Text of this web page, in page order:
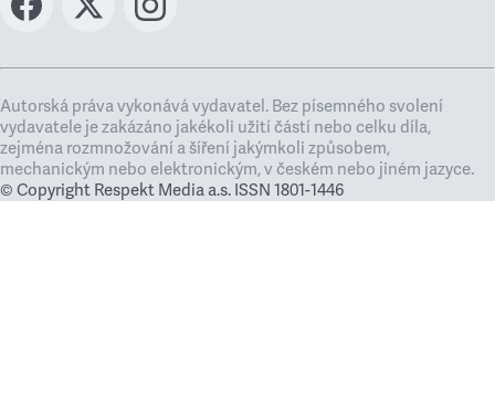
Autorská práva vykonává vydavatel. Bez písemného svolení
vydavatele je zakázáno jakékoli užití částí nebo celku díla,
zejména rozmnožování a šíření jakýmkoli způsobem,
mechanickým nebo elektronickým, v českém nebo jiném jazyce.
© Copyright Respekt Media a.s. ISSN 1801-1446